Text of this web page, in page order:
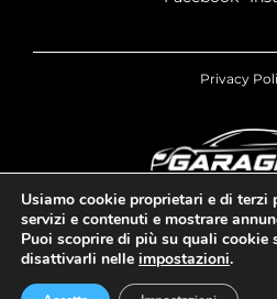
P. IVA
Privacy
Usiamo cookie proprietari e di terzi
servizi e contenuti e mostrare
Puoi scoprire di più su quali cookie
disattivarli nelle impostazioni.